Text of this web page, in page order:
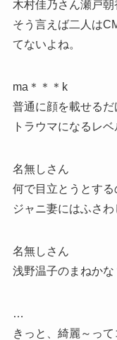
木村佳乃さん瀬戸朝
そう言えば二人は
てないよね。
ma＊＊＊k
普通に顔を載せる
トラウマになるレベ
名無しさん
何で目立とうとする
ジャニ妻にはふさわ
名無しさん
浅野温子のまねかな
…
きっと、綺麗～っ